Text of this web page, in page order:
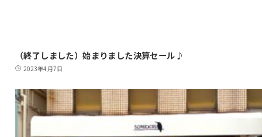
（終了しました）始まりました決算セール♪
2023年4月7日